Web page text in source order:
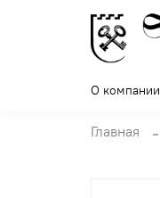
О компании
Главная